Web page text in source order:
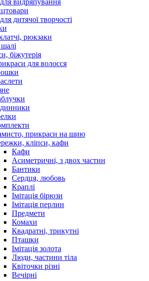
дитячої творчості
рюкзаки
біжутерія
для волосся
прикраси на шию
кліпси, кафи
Кафи
Асиметричні, з двох частин
Бантики
Сердця, любовь
Краплі
Імітація бірюзи
Імітація перлин
Предмети
Комахи
Квадратні, трикутні
Пташки
Імітація золота
Люди, частини тіла
Квіточки різні
Вечірні